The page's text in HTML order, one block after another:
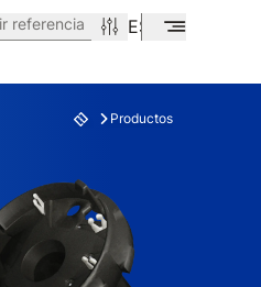
ES EN
referencia
Productos